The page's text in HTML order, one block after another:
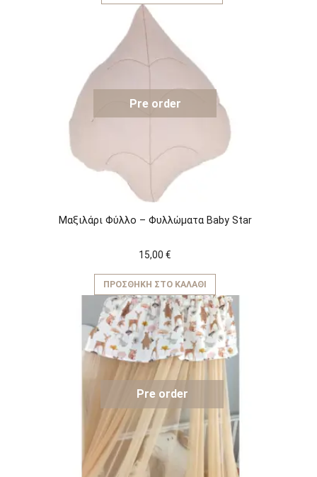
Pre order
Μαξιλάρι Φύλλο – Φυλλώματα Baby Star
15,00 €
ΠΡΟΣΘΉΚΗ ΣΤΟ ΚΑΛΆΘΙ
Pre order